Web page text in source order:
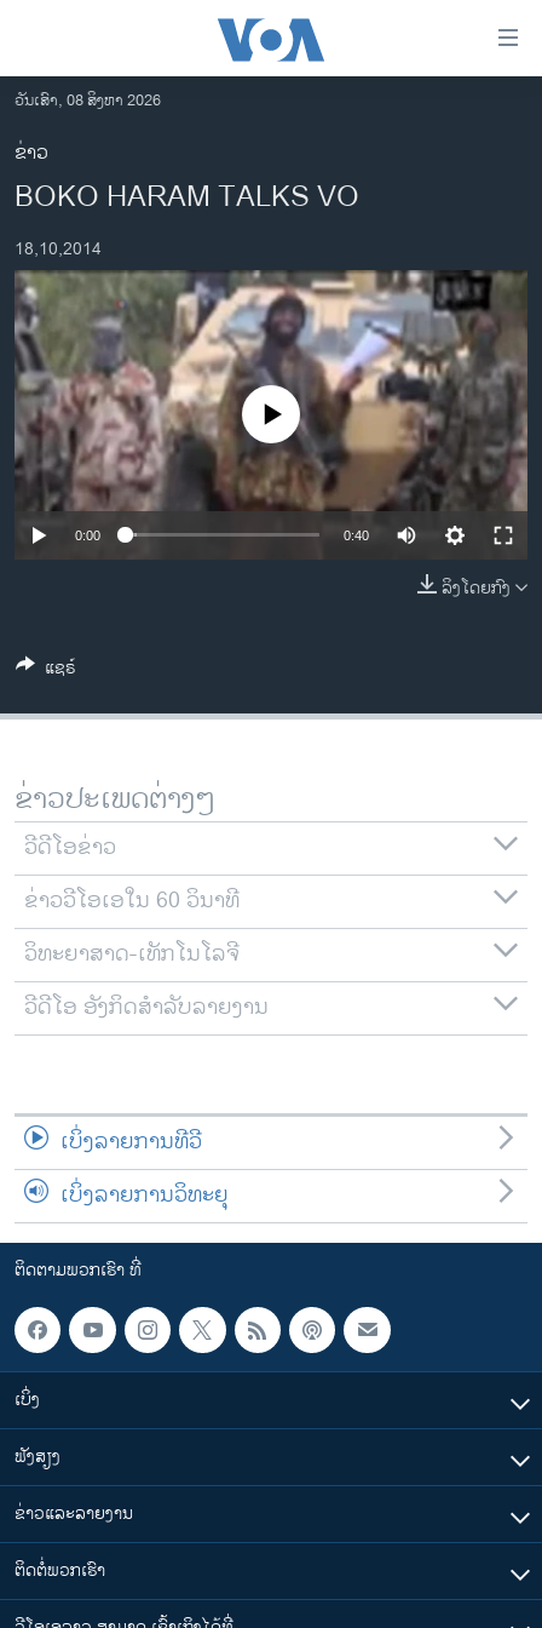
ເຂົ້າ
ຫາ
ຂ້າມ
ຂ້າມ
ໄປ
ຫາ
ຊອກ
ຄົ້ນ
ອາເມຣິກາ
ການເລືອກຕັ້ງ ປະທານາທີບໍດີ ສະຫະລັດ 2024
ຂ່າວ​ຈີນ
ໂລກ
ເອເຊຍ
ອິດສະຫຼະພາບດ້ານການຂ່າວ
ຊີວິດຊາວລາວ
ຊຸມຊົນຊາວລາວ
ວິທະຍາສາດ-ເທັກໂນໂລຈີ
ພາສາອັງກິດ
ລາຍການກະຈາຍສຽງ
ລາຍງານ
ຕິດຕາມພວກເຮົາ ທີ່
ພາສາຕ່າງໆ
ວັນເສົາ, 08 ສິງຫາ 2026
ຂ່າວ
BOKO HARAM TALKS VO
18,10,2014
No media source currently available
0:00 0:40
ລິງໂດຍກົງ
ແຊຣ໌
ຂ່າວປະເພດຕ່າງໆ
ວີດີໂອຂ່າວ
ຂ່າວວີໂອເອໃນ 60 ວິນາທີ
ວິທະຍາສາດ-ເທັກໂນໂລຈີ
ວີດີໂອ ອັງກິດສຳລັບລາຍງານ
ເບິ່ງລາຍການທີວີ
ເບິ່ງລາຍການວິທະຍຸ
ຕິດຕາມພວກເຮົາ ທີ່
ເບິ່ງ
ຟັງສຽງ
ຂ່າວແລະລາຍງານ
ຕິດຕໍ່ພວກເຮົາ